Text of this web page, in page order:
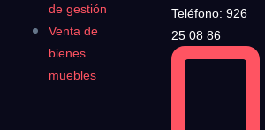
de gestión
Venta de
bienes
muebles
Teléfono: 926
25 08 86